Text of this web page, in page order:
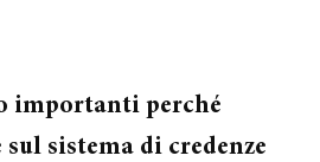
importanti perché
sistema di credenze